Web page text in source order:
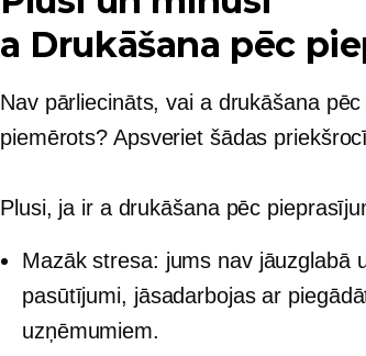
a Drukāšana pēc
Nav pārliecināts, vai a drukāšana
piemērots? Apsveriet šādas
Plusi, ja ir a drukāšana pēc
Mazāk stresa: jums nav jāuzglabā
pasūtījumi, jāsadarbojas ar
uzņēmumiem.